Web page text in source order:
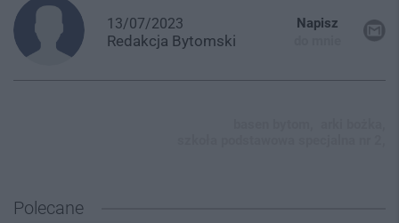
13/07/2023
Redakcja Bytomski
Napisz
Polecane